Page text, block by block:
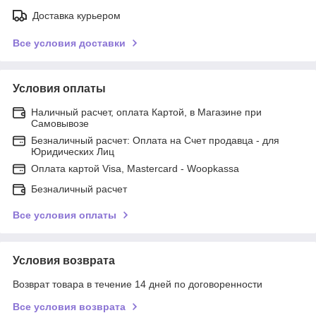
Доставка курьером
Все условия доставки
Условия оплаты
Наличный расчет, оплата Картой, в Магазине при
Самовывозе
Безналичный расчет: Оплата на Счет продавца - для
Юридических Лиц
Оплата картой Visa, Mastercard - Woopkassa
Безналичный расчет
Все условия оплаты
Условия возврата
Возврат товара в течение 14 дней по договоренности
Все условия возврата